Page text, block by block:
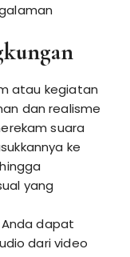
atau kegiatan
dan realisme
suara
ke
yang
dapat
dari video